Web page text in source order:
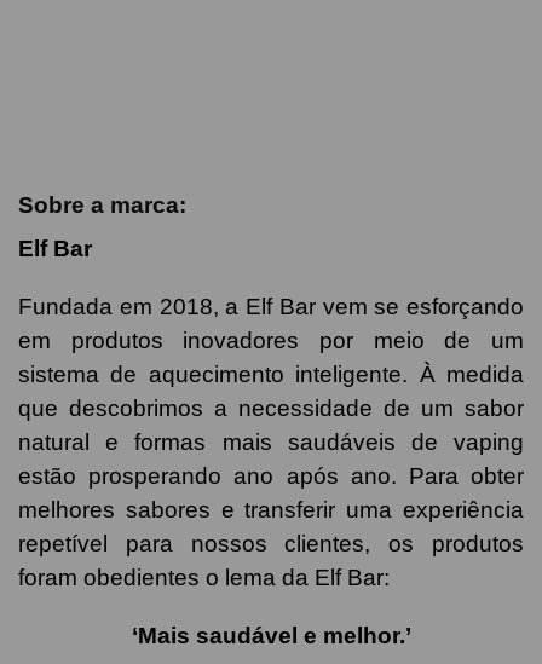
Sobre a marca:
Elf Bar
Fundada em 2018, a Elf Bar vem se esforçando
em produtos inovadores por meio de um
sistema de aquecimento inteligente. À medida
que descobrimos a necessidade de um sabor
natural e formas mais saudáveis de vaping
estão prosperando ano após ano. Para obter
melhores sabores e transferir uma experiência
repetível para nossos clientes, os produtos
foram obedientes o lema da Elf Bar:
‘Mais saudável e melhor.’